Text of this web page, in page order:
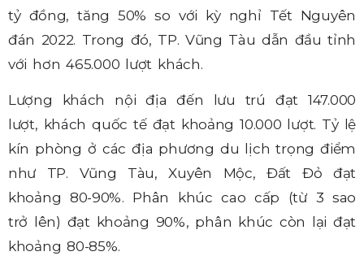
tỷ đồng, tăng 50% so với kỳ nghỉ Tết Nguyên
đán 2022. Trong đó, TP. Vũng Tàu dẫn đầu tỉnh
với hơn 465.000 lượt khách.
Lượng khách nội địa đến lưu trú đạt 147.000
lượt, khách quốc tế đạt khoảng 10.000 lượt. Tỷ lệ
kín phòng ở các địa phương du lịch trọng điểm
như TP. Vũng Tàu, Xuyên Mộc, Đất Đỏ đạt
khoảng 80-90%. Phân khúc cao cấp (từ 3 sao
trở lên) đạt khoảng 90%, phân khúc còn lại đạt
khoảng 80-85%.